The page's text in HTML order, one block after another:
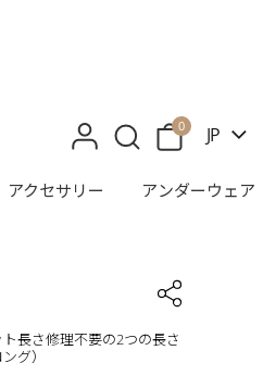
0 JP
アクセサリー アンダーウェア
長さ修理不要の2つの長さ
グ）